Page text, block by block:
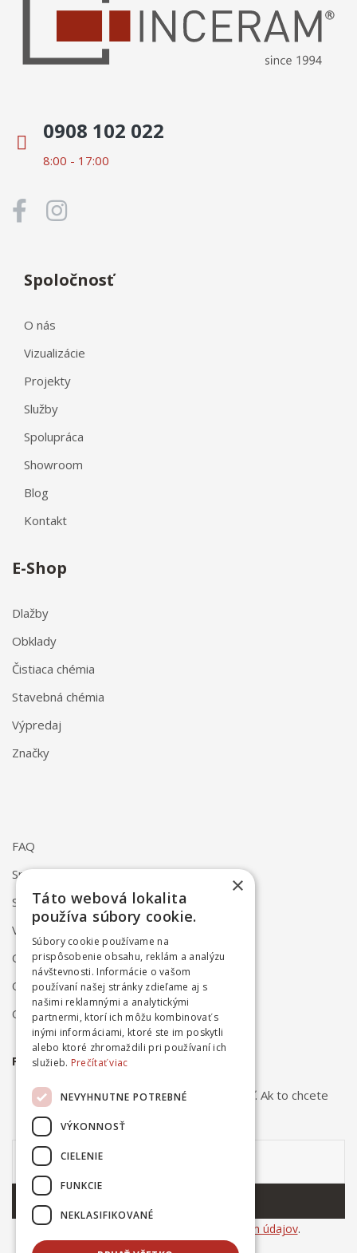
0908 102 022
8:00 - 17:00
Spoločnosť
O nás
Vizualizácie
Projekty
Služby
Spolupráca
Showroom
Blog
Kontakt
E-Shop
Dlažby
Obklady
Čistiaca chémia
Stavebná chémia
Výpredaj
Značky
FAQ
Spôsob dodania
Spôsob platby
Vrátenie a reklamácia
Odstúpenie od zmluvy online
Obchodné podmienky
Ochrana osobných údajov
PRIHLÁSTE SA NA ODBER NOVINIEK
Odber noviniek môžete kedykoľvek zrušiť. Ak to chcete
spracovaním osobných údajov.
×
Táto webová lokalita
používa súbory cookie.
Súbory cookie používame na
prispôsobenie obsahu, reklám a analýzu
návštevnosti. Informácie o vašom
používaní našej stránky zdieľame aj s
našimi reklamnými a analytickými
partnermi, ktorí ich môžu kombinovať s
inými informáciami, ktoré ste im poskytli
alebo ktoré zhromaždili pri používaní ich
služieb. Prečítať viac
NEVYHNUTNE POTREBNÉ
VÝKONNOSŤ
CIELENIE
FUNKCIE
NEKLASIFIKOVANÉ